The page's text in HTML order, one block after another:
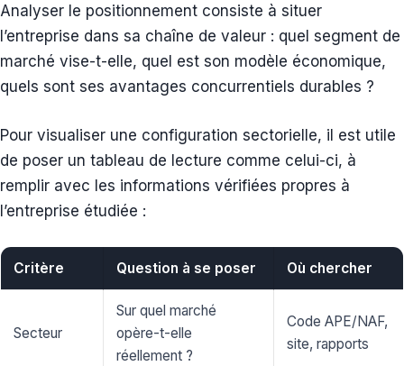
Analyser le positionnement consiste à situer
l’entreprise dans sa chaîne de valeur : quel segment de
marché vise-t-elle, quel est son modèle économique,
quels sont ses avantages concurrentiels durables ?
Pour visualiser une configuration sectorielle, il est utile
de poser un tableau de lecture comme celui-ci, à
remplir avec les informations vérifiées propres à
l’entreprise étudiée :
Critère Question à se poser Où chercher
Secteur
Sur quel marché
opère-t-elle
réellement ?
Code APE/NAF,
site, rapports